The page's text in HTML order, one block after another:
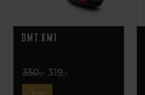
DMT KM1
350,- 319,-